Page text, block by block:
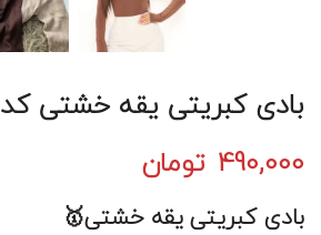
بادی کبریتی یقه خشتی کد 1092
490,000 تومان
بادی کبریتی یقه خشتی🥇